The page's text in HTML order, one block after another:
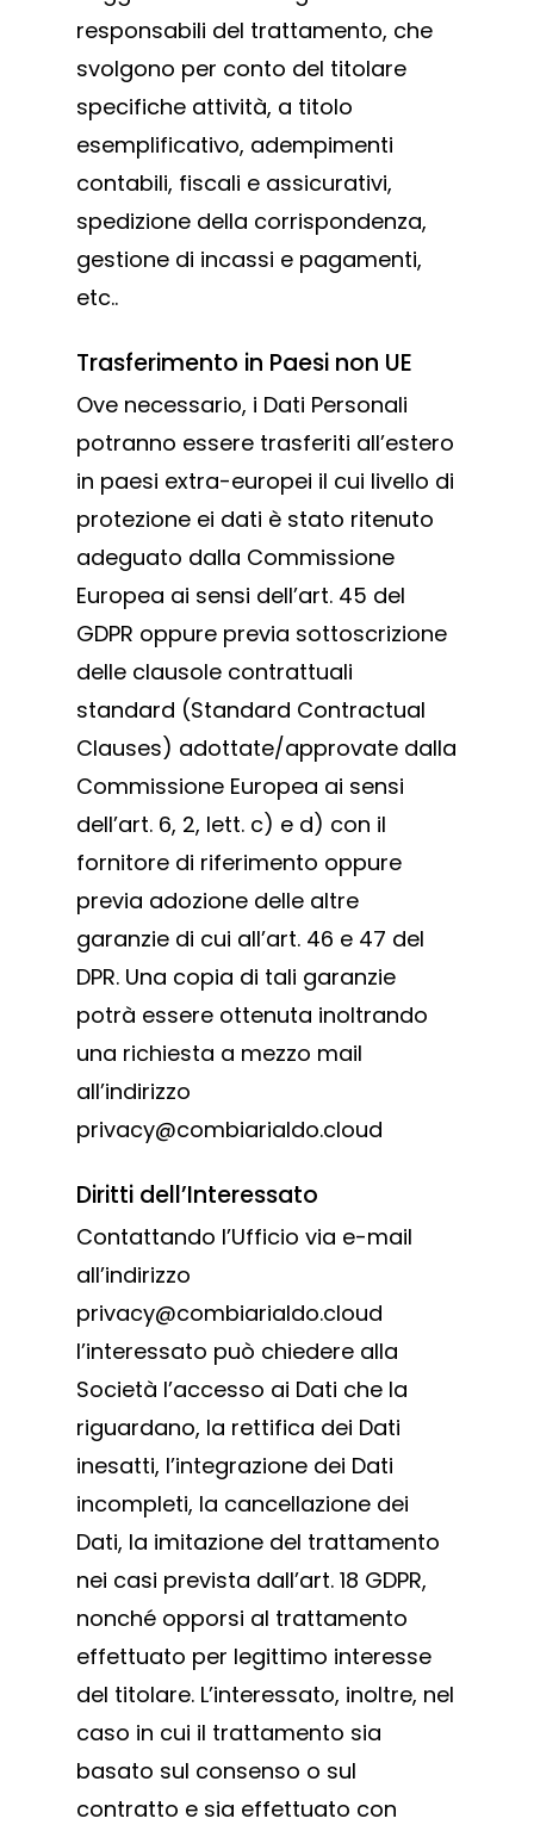
responsabili del trattamento, che
svolgono per conto del titolare
specifiche attività, a titolo
esemplificativo, adempimenti
contabili, fiscali e assicurativi,
spedizione della corrispondenza,
gestione di incassi e pagamenti,
etc..
Trasferimento in Paesi non UE
Ove necessario, i Dati Personali
potranno essere trasferiti all’estero
in paesi extra-europei il cui livello di
protezione ei dati è stato ritenuto
adeguato dalla Commissione
Europea ai sensi dell’art. 45 del
GDPR oppure previa sottoscrizione
delle clausole contrattuali
standard (Standard Contractual
Clauses) adottate/approvate dalla
Commissione Europea ai sensi
dell’art. 6, 2, lett. c) e d) con il
fornitore di riferimento oppure
previa adozione delle altre
garanzie di cui all’art. 46 e 47 del
DPR. Una copia di tali garanzie
potrà essere ottenuta inoltrando
una richiesta a mezzo mail
all’indirizzo
privacy@combiarialdo.cloud
Diritti dell’Interessato
Contattando l’Ufficio via e-mail
all’indirizzo
privacy@combiarialdo.cloud
l’interessato può chiedere alla
Società l’accesso ai Dati che la
riguardano, la rettifica dei Dati
inesatti, l’integrazione dei Dati
incompleti, la cancellazione dei
Dati, la imitazione del trattamento
nei casi prevista dall’art. 18 GDPR,
nonché opporsi al trattamento
effettuato per legittimo interesse
del titolare. L’interessato, inoltre, nel
caso in cui il trattamento sia
basato sul consenso o sul
contratto e sia effettuato con
Cerniere per
serramenti
Cerniere per
battenti
Sistema
Sistema
Accessori
sospesi
Swing gates
accessories
Sistemi di
Hardware
Italiano
English
Chi siamo
Lavorazioni
News ed eventi
Downloads
Certificazioni
Contatti